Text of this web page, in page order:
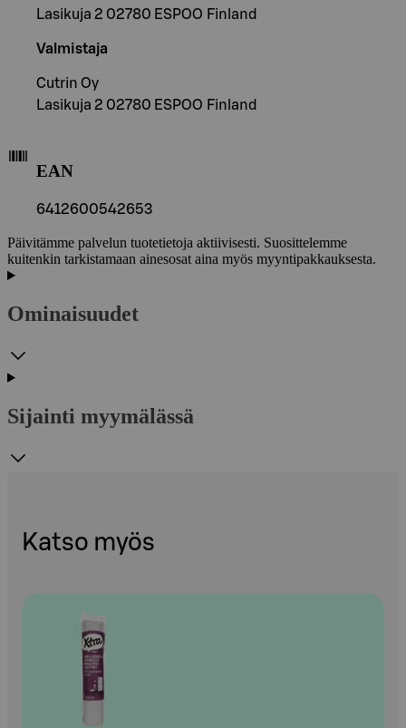
Lasikuja 2 02780 ESPOO Finland
Valmistaja
Cutrin Oy
Lasikuja 2 02780 ESPOO Finland
EAN
6412600542653
Päivitämme palvelun tuotetietoja aktiivisesti. Suosittelemme
kuitenkin tarkistamaan ainesosat aina myös myyntipakkauksesta.
Ominaisuudet
Sijainti myymälässä
Katso myös